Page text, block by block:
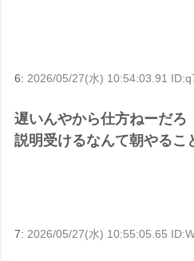
6:2026/05/27(水) 10:54:03.91
遅いんやから仕方ねーだろ
説明受けるなんて朝やるこ
7: 2026/05/27(水) 10:55:05.65